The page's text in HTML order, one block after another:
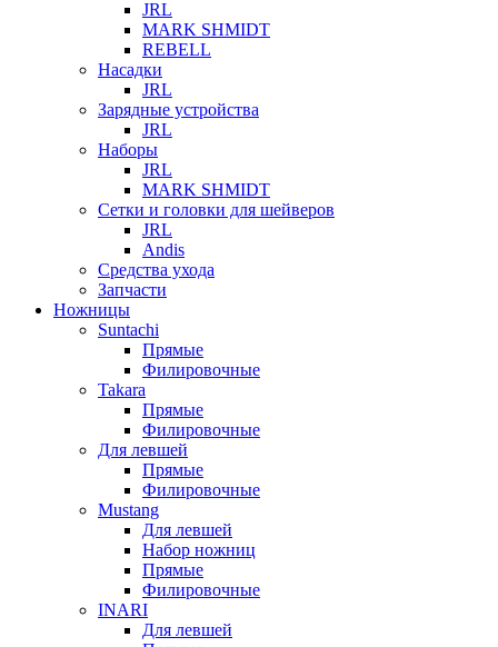
JRL
MARK SHMIDT
REBELL
Насадки
JRL
Зарядные устройства
JRL
Наборы
JRL
MARK SHMIDT
Сетки и головки для шейверов
JRL
Andis
Средства ухода
Запчасти
Ножницы
Suntachi
Прямые
Филировочные
Takara
Прямые
Филировочные
Для левшей
Прямые
Филировочные
Mustang
Для левшей
Набор ножниц
Прямые
Филировочные
INARI
Для левшей